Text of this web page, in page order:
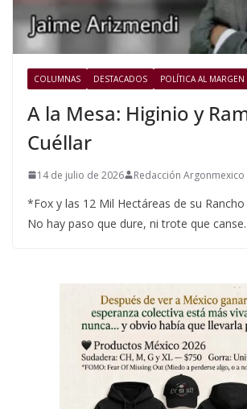
COLUMNAS DESTACADOS POLÍTICA AL
A la Mesa: Higinio y
Cuéllar
14 de julio de 2026 Redacción Argonmexico
*Fox y las 12 Mil Hectáreas de su
No hay paso que dure, ni trote que